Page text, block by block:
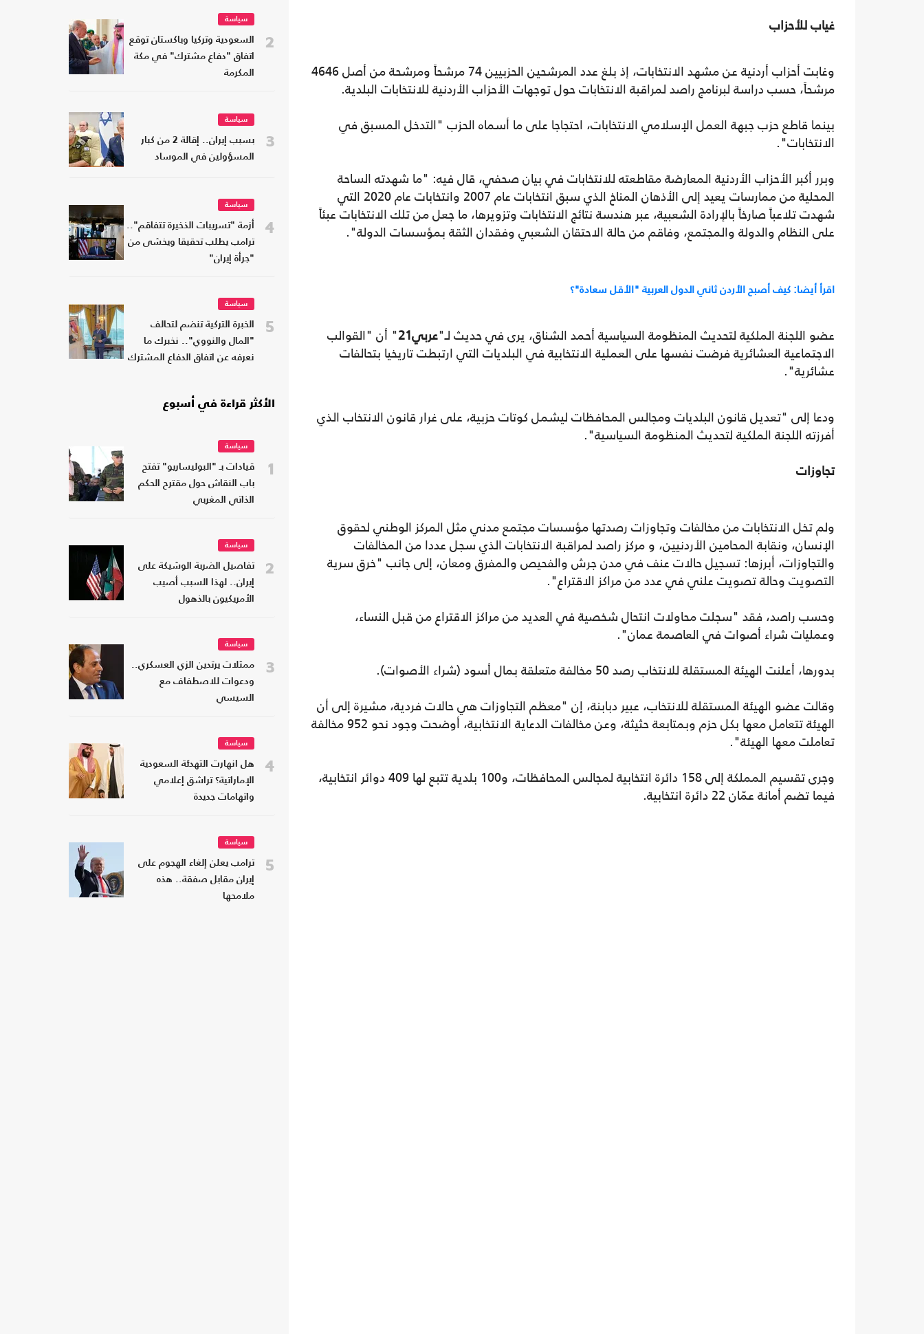
غياب للأحزاب
وغابت أحزاب أردنية عن مشهد الانتخابات، إذ بلغ عدد المرشحين الحزبيين 74 مرشحاً ومرشحة من أصل 4646
مرشحاً، حسب دراسة لبرنامج راصد لمراقبة الانتخابات حول توجهات الأحزاب الأردنية للانتخابات البلدية.
بينما قاطع حزب جبهة العمل الإسلامي الانتخابات، احتجاجا على ما أسماه الحزب "التدخل المسبق في
الانتخابات".
وبرر أكبر الأحزاب الأردنية المعارضة مقاطعته للانتخابات في بيان صحفي، قال فيه: "ما شهدته الساحة
المحلية من ممارسات يعيد إلى ‏الأذهان ‏المناخ الذي سبق ‏انتخابات عام 2007 وانتخابات ‏عام 2020 التي
شهدت تلاعباً صارخاً بالإرادة الشعبية، عبر هندسة ‏نتائج ‏الانتخابات ‏وتزويرها، ما جعل من تلك الانتخابات عبئاً
على النظام والدولة والمجتمع، وفاقم ‏من حالة الاحتقان ‏الشعبي وفقدان ‏الثقة ‏بمؤسسات الدولة".
اقرأ أيضا: كيف أصبح الأردن ثاني الدول العربية "الأقل سعادة"؟
عضو اللجنة الملكية لتحديث المنظومة السياسية أحمد الشناق، يرى في حديث لـ"عربي21
" أن "القوالب
الاجتماعية العشائرية فرضت نفسها على العملية الانتخابية في البلديات التي ارتبطت تاريخيا بتحالفات
عشائرية".
ودعا إلى "تعديل قانون البلديات ومجالس المحافظات ليشمل كوتات حزبية، على غرار قانون الانتخاب الذي
أفرزته اللجنة الملكية لتحديث المنظومة السياسية".
تجاوزات
ولم تخل الانتخابات من مخالفات وتجاوزات رصدتها مؤسسات مجتمع مدني مثل المركز الوطني لحقوق
الإنسان، ونقابة المحامين الأردنيين، و مركز راصد لمراقبة الانتخابات الذي سجل عددا من المخالفات
والتجاوزات، أبرزها: تسجيل حالات عنف في مدن جرش والفحيص والمفرق ومعان، إلى جانب "خرق سرية
التصويت وحالة تصويت علني في عدد من مراكز الاقتراع".
وحسب راصد، فقد "سجلت محاولات انتحال شخصية في العديد من مراكز الاقتراع من قبل النساء،
وعمليات شراء أصوات في العاصمة عمان".
بدورها، أعلنت الهيئة المستقلة للانتخاب رصد 50 مخالفة متعلقة بمال أسود (شراء الأصوات).
وقالت عضو الهيئة المستقلة للانتخاب، عبير دبابنة، إن "معظم التجاوزات هي حالات فردية، مشيرة إلى أن
الهيئة تتعامل معها بكل حزم وبمتابعة حثيثة، وعن مخالفات الدعاية الانتخابية، أوضحت وجود نحو 952 مخالفة
تعاملت معها الهيئة".
وجرى تقسيم المملكة إلى 158 دائرة انتخابية لمجالس المحافظات، و100 بلدية تتبع لها 409 دوائر انتخابية،
فيما تضم أمانة عمّان 22 دائرة انتخابية.
2
سياسة
السعودية وتركيا وباكستان توقع
اتفاق "دفاع مشترك" في مكة
المكرمة
3
سياسة
بسبب إيران.. إقالة 2 من كبار
المسؤولين في الموساد
4
سياسة
أزمة "تسريبات الذخيرة تتفاقم"..
ترامب يطلب تحقيقا ويخشى من
"جرأة إيران"
5
سياسة
الخبرة التركية تنضم لتحالف
"المال والنووي".. نخبرك ما
نعرفه عن اتفاق الدفاع المشترك
الأكثر قراءة في أسبوع
1
سياسة
قيادات بـ "البوليساريو" تفتح
باب النقاش حول مقترح الحكم
الذاتي المغربي
2
سياسة
تفاصيل الضربة الوشيكة على
إيران.. لهذا السبب أصيب
الأمريكيون بالذهول
3
سياسة
ممثلات يرتدين الزي العسكري..
ودعوات للاصطفاف مع
السيسي
4
سياسة
هل انهارت التهدئة السعودية
الإماراتية؟ تراشق إعلامي
واتهامات جديدة
5
سياسة
ترامب يعلن إلغاء الهجوم على
إيران مقابل صفقة.. هذه
ملامحها